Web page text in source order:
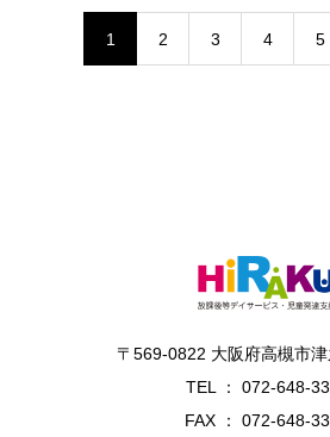
1 2 3 4 5
〒569-0822 大阪府高槻市
TEL ： 072-648-
FAX ： 072-648-